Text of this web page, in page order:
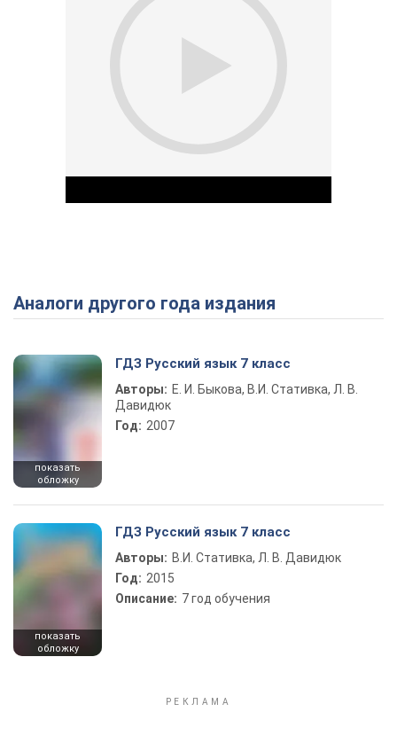
Play Video
Аналоги другого года издания
показать
обложку
ГДЗ Русский язык 7 класс
Авторы: Е. И. Быкова, В.И. Стативка, Л. В.
Давидюк
Год: 2007
показать
обложку
ГДЗ Русский язык 7 класс
Авторы: В.И. Стативка, Л. В. Давидюк
Год: 2015
Описание: 7 год обучения